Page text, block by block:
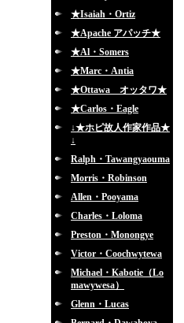
★Isaiah・Ortiz
★Apache アパッチ★
★Al・Somers
★Marc・Antia
★Ottawa オッタワ★
★Carlos・Eagle
↓★ホピ故人作家作品★
↓
Ralph・Tawangyaouma
Morris・Robinson
Allen・Pooyama
Charles・Loloma
Preston・Monongye
Victor・Coochwytewa
Michael・Kabotie（Lo
mawywesa）
Glenn・Lucas